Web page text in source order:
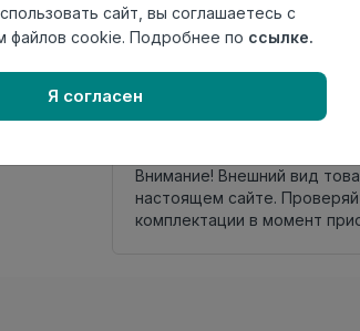
Страна
происхождения
Турция
Осталось
Внимание! Внешний вид
настоящем сайте.
комплектации в момент
сайт, вы соглашаетесь с
файлов cookie. Подробнее по ссылке.
Я согласен